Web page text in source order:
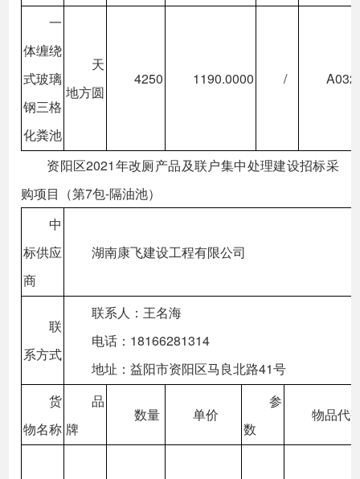
一
体缠绕
式玻璃
钢三格
化粪池
天
地方圆
4250 1190.0000 /
资阳区2021年改厕产品及联户集中处理建设招标采
购项目（第7包-隔油池）
中
标供应
商
湖南康飞建设工程有限公司
联
系方式
联系人：王名海
电话：18166281314
地址：益阳市资阳区马良北路41号
货
物名称
品
牌
数量 单价
参
数
物品代